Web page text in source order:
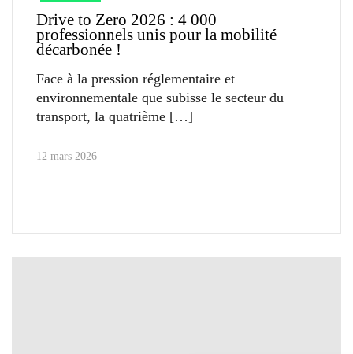
Drive to Zero 2026 : 4 000
professionnels unis pour la mobilité
décarbonée !
Face à la pression réglementaire et
environnementale que subisse le secteur du
transport, la quatrième
12 mars 2026